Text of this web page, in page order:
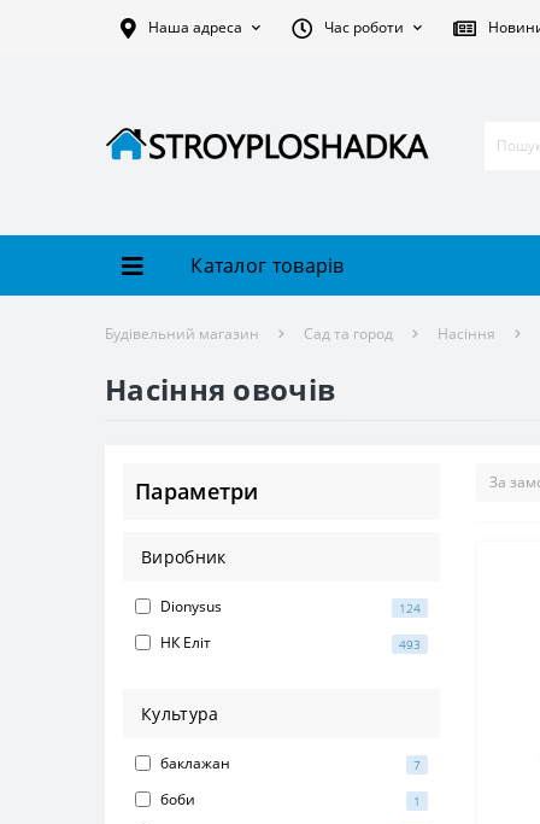
Наша адреса Час роботи
Каталог товарів
Будівельний магазин Сад та город Насіння
Насіння овочів
Параметри
Виробник
Dionysus 124
НК Еліт 493
Культура
баклажан 7
боби 1